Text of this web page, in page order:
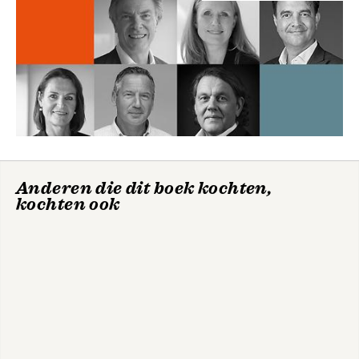
Anderen die dit boek kochten,
kochten ook